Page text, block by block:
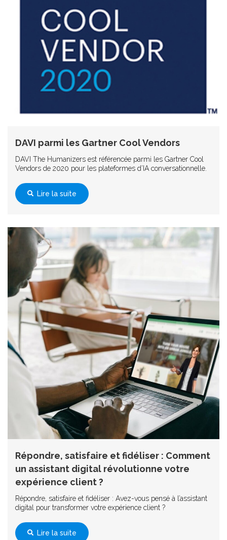
DAVI parmi les Gartner Cool Vendors
DAVI The Humanizers est référencée parmi les Gartner Cool
Vendors de 2020 pour les plateformes d’IA conversationnelle.
Lire la suite
Répondre, satisfaire et fidéliser : Comment
un assistant digital révolutionne votre
expérience client ?
Répondre, satisfaire et fidéliser : Avez-vous pensé à l’assistant
digital pour transformer votre expérience client ?
Lire la suite